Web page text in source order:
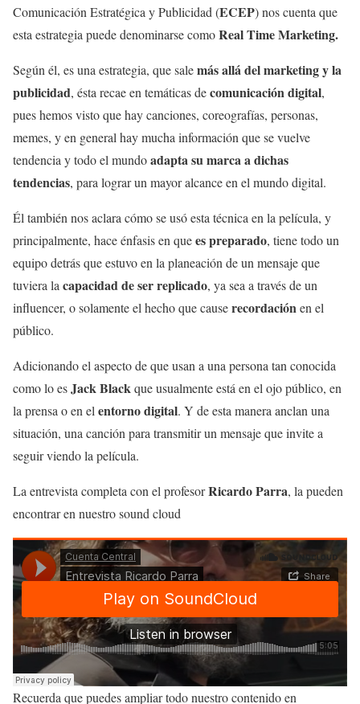
Comunicación Estratégica y Publicidad (ECEP) nos cuenta que
esta estrategia puede denominarse comoReal Time Marketing.
Según él, es una estrategia, que salemás allá del marketing y la
publicidad, ésta recae en temáticas decomunicación digital,
pues hemos visto que hay canciones, coreografías, personas,
memes, y en general hay mucha información que se vuelve
tendencia y todo el mundoadapta su marca a dichas
tendencias, para lograr un mayor alcance en el mundo digital.
Él también nos aclara cómo se usó esta técnica en la película, y
principalmente, hace énfasis en quees preparado, tiene todo un
equipo detrás que estuvo en la planeación de un mensaje que
tuviera lacapacidad de ser replicado, ya sea a través de un
influencer, o solamente el hecho que causerecordaciónen el
público.
Adicionando el aspecto de que usan a una persona tan conocida
como lo esJack Blackque usualmente está en el ojo público, en
la prensa o en elentorno digital. Y de esta manera anclan una
situación, una canción para transmitir un mensaje que invite a
seguir viendo la película.
La entrevista completa con el profesorRicardo Parra, la pueden
encontrar en nuestro sound cloud
Recuerda que puedes ampliar todo nuestro contenido en